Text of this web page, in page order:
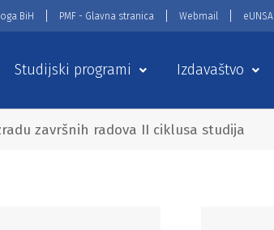
BiH PMF - Glavna stranica Webmail eUNSA
Studijski programi Izdavaštvo
završnih radova II ciklusa studija